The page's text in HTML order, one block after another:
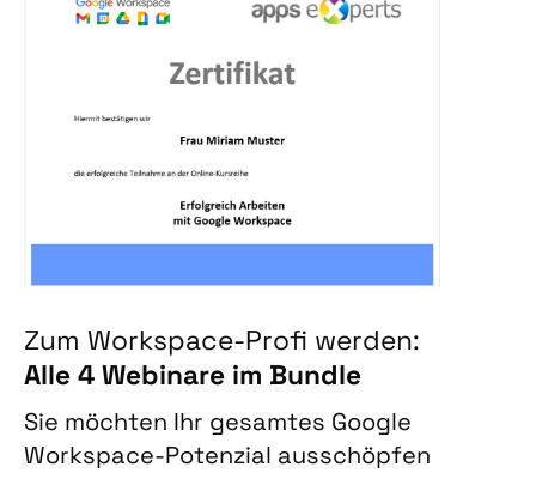
Zum Workspace-Profi werden:
Alle 4 Webinare im Bundle
Sie möchten Ihr gesamtes Google
Workspace-Potenzial ausschöpfen